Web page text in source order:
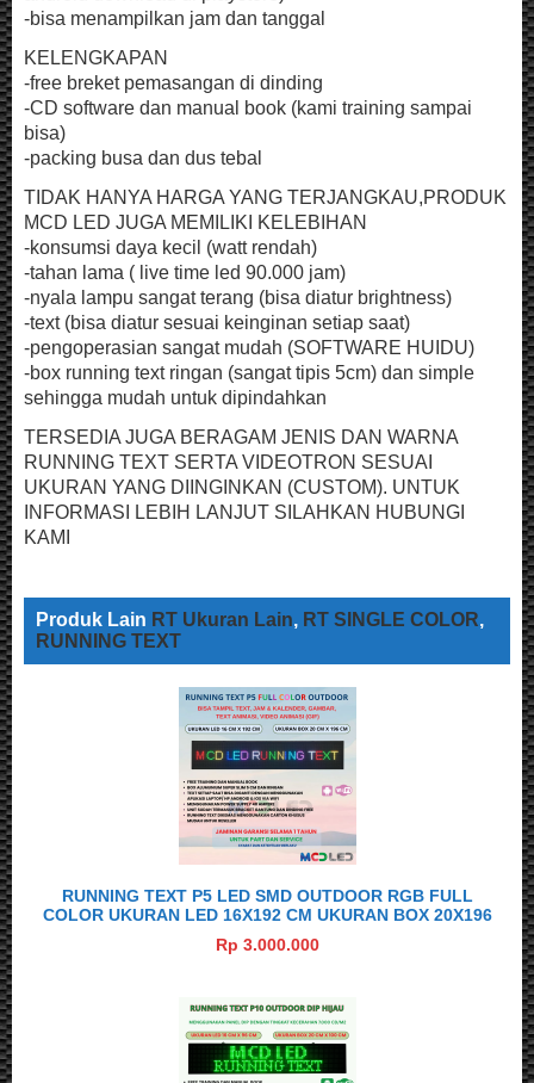
-bisa menampilkan jam dan tanggal
KELENGKAPAN
-free breket pemasangan di dinding
-CD software dan manual book (kami training sampai
bisa)
-packing busa dan dus tebal
TIDAK HANYA HARGA YANG TERJANGKAU,PRODUK
MCD LED JUGA MEMILIKI KELEBIHAN
-konsumsi daya kecil (watt rendah)
-tahan lama ( live time led 90.000 jam)
-nyala lampu sangat terang (bisa diatur brightness)
-text (bisa diatur sesuai keinginan setiap saat)
-pengoperasian sangat mudah (SOFTWARE HUIDU)
-box running text ringan (sangat tipis 5cm) dan simple
sehingga mudah untuk dipindahkan
TERSEDIA JUGA BERAGAM JENIS DAN WARNA
RUNNING TEXT SERTA VIDEOTRON SESUAI
UKURAN YANG DIINGINKAN (CUSTOM). UNTUK
INFORMASI LEBIH LANJUT SILAHKAN HUBUNGI
KAMI
Produk Lain RT Ukuran Lain, RT SINGLE COLOR,
RUNNING TEXT
RUNNING TEXT P5 LED SMD OUTDOOR RGB FULL
COLOR UKURAN LED 16X192 CM UKURAN BOX 20X196
CM
Rp 3.000.000